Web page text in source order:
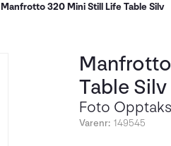
Manfrotto 320 Mini Still Life Table Silv
Table Silv
Foto
Varenr: 149545